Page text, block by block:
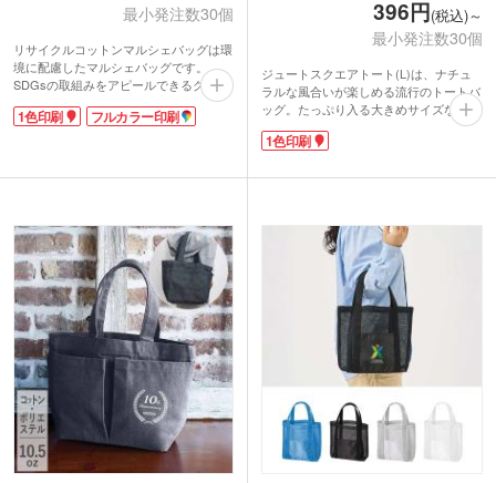
最小発注数30個
リサイクルコットンマルシェバッグは環
境に配慮したマルシェバッグです。
SDGsの取組みをアピールできるグッズ
に最適です。リサイクルコットン特有の
生地で優しい風合い。肩掛けできる長い
立ちます。薄めの約5オンスの生地で軽
グレー・ダークグレー・ブルーの3色か
ら選べ、幅広い層の方に使っていただけ
ます。
印刷は1色・フルカラー印刷に対応。
ecoを意識したショップのエコバッグや
イベント記念のオリジナルマルシェバッ
グを製作できます。
動画提供 : favorist_廣川株式会社
1色印刷 フルカラー印刷
396円(税込)～
最小発注数30個
ジュートスクエアトート(L)は、ナチュ
ラルな風合いが楽しめる流行のトートバ
ッグ。たっぷり入る大きめサイズなの
で、お買い物やレジャーなど荷物が多い
外出時の強い味方。
言います。バングラディッシュでは「黄
境に優しい繊維です。コーヒー豆や麦の
袋、ロープ、カーペットの裏地など多岐
に使われています。
目が粗い生地で、ざくっとした素朴な素
材感は、カジュアルファッションと相性
抜群!持ち手がオフホワイトで、バッグ
本体と同色系のカラーなのもオシャレな
ポイントです。
ショップのロゴを印刷して、自然食品店
などのショッパーとしてもおすすめで
1色印刷